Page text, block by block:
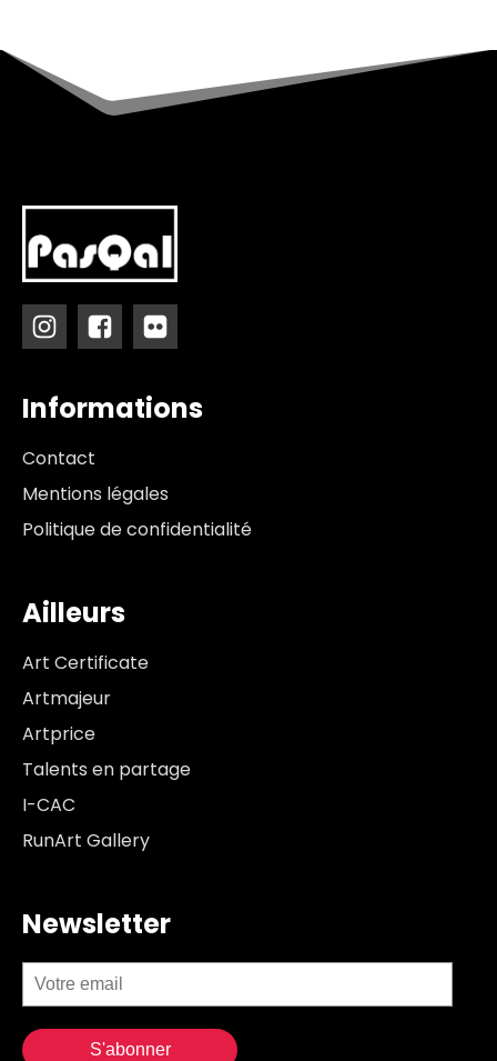
Informations
Contact
Mentions légales
Politique de confidentialité
Ailleurs
Art Certificate
Artmajeur
Artprice
Talents en partage
I-CAC
RunArt Gallery
Newsletter